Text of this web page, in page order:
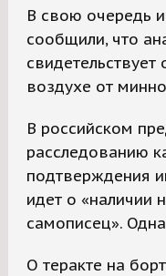
В свою очередь
сообщили, что
воздухе от
В российском
расследованию
подтверждения
идет о «наличии
самописец».
О теракте на